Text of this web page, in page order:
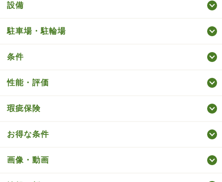
設備
駐車場・駐輪場
条件
性能・評価
瑕疵保険
お得な条件
画像・動画